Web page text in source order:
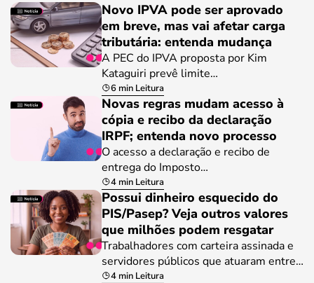
Novo IPVA pode ser aprovado
em breve, mas vai afetar carga
tributária: entenda mudança
A PEC do IPVA proposta por Kim
Kataguiri prevê limite…
6 min Leitura
Novas regras mudam acesso à
cópia e recibo da declaração
IRPF; entenda novo processo
O acesso a declaração e recibo de
entrega do Imposto…
4 min Leitura
Possui dinheiro esquecido do
PIS/Pasep? Veja outros valores
que milhões podem resgatar
Trabalhadores com carteira assinada e
servidores públicos que atuaram entre…
4 min Leitura